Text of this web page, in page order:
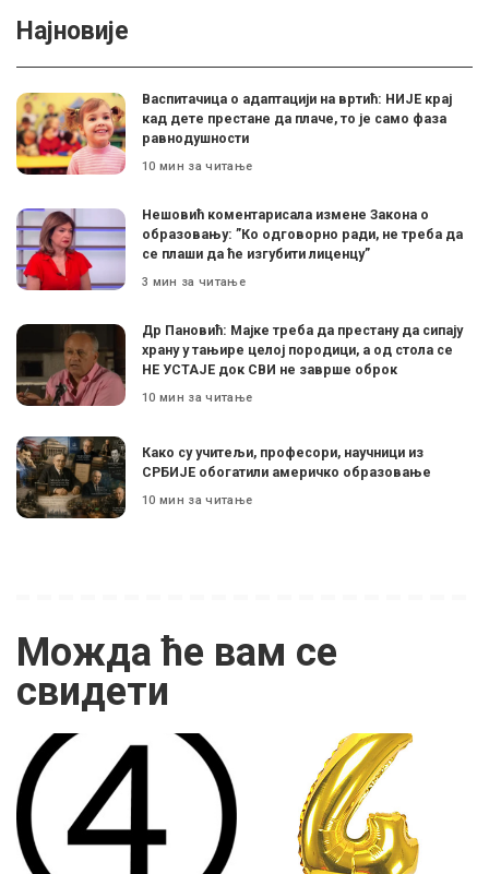
Најновије
Васпитачица о адаптацији на вртић: НИЈЕ крај
кад дете престане да плаче, то је само фаза
равнодушности
10 мин за читање
Нешовић коментарисала измене Закона о
образовању: ”Ко одговорно ради, не треба да
се плаши да ће изгубити лиценцу”
3 мин за читање
Др Пановић: Мајке треба да престану да сипају
храну у тањире целој породици, а од стола се
НЕ УСТАЈЕ док СВИ не заврше оброк
10 мин за читање
Како су учитељи, професори, научници из
СРБИЈЕ обогатили америчко образовање
10 мин за читање
Можда ће вам се
свидети